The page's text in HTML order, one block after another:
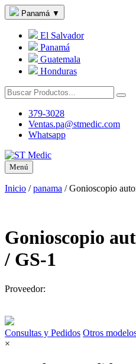
Panamá ▼
El Salvador
Panamá
Guatemala
Honduras
379-3028
Ventas.pa@stmedic.com
Whatsapp
Menú
Inicio /panama /Gonioscopio
Gonioscopio
/ GS-1
Proveedor:
Consultas y Pedidos Otros
×